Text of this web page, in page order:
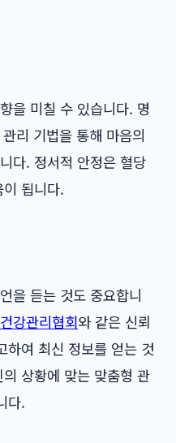
을 미칠 수 있습니다. 명
리 기법을 통해 마음의
다. 정서적 안정은 혈당
됩니다.
을 듣는 것도 중요합니
강관리협회와 같은 신뢰
하여 최신 정보를 얻는 것
상황에 맞는 맞춤형 관
다.